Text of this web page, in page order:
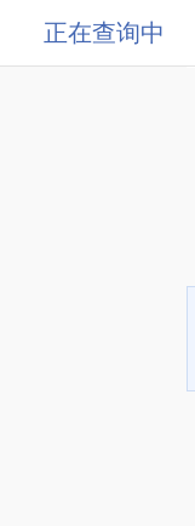
正在查询中